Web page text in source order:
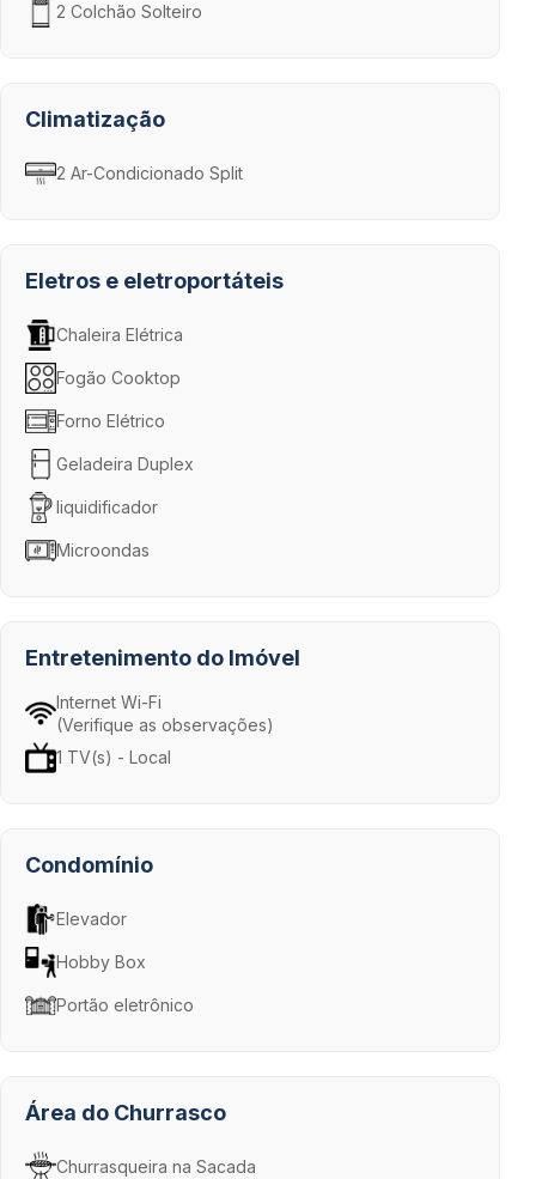
2 Colchão Solteiro
Climatização
2 Ar-Condicionado Split
Eletros e eletroportáteis
Chaleira Elétrica
Fogão Cooktop
Forno Elétrico
Geladeira Duplex
liquidificador
Microondas
Entretenimento do Imóvel
Internet Wi-Fi
(Verifique as observações)
1 TV(s) - Local
Condomínio
Elevador
Hobby Box
Portão eletrônico
Área do Churrasco
Churrasqueira na Sacada